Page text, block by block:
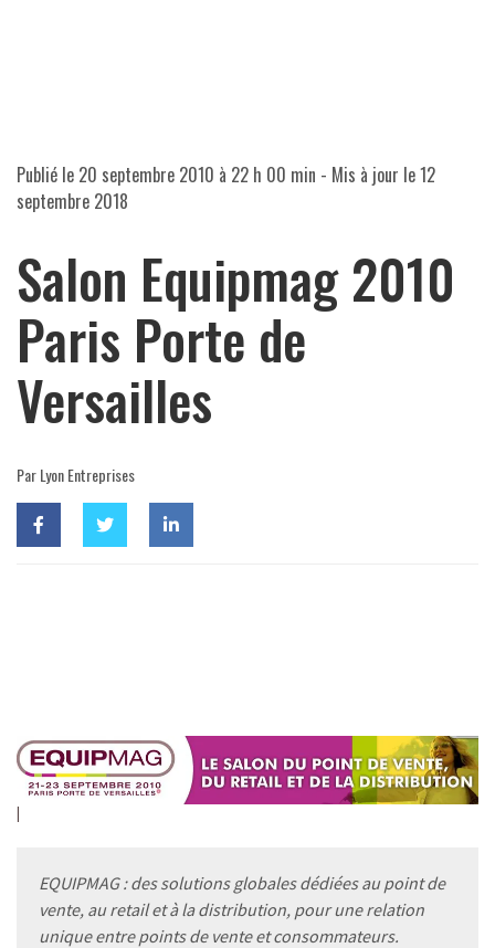
Publié le 20 septembre 2010 à 22 h 00 min - Mis à jour le12
septembre 2018
Salon Equipmag 2010
Paris Porte de
Versailles
Par Lyon Entreprises
EQUIPMAG : des solutions globales dédiées au point de
vente, au retail et à la distribution, pour une relation
unique entre points de vente et consommateurs.